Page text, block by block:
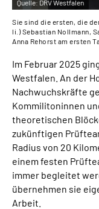
Quelle: DRV Westfalen
Sie sind die ersten, die
li.) Sebastian Nollmann,
Anna Rehorst am ersten
Im Februar 2025
Westfalen. An der
Nachwuchskräfte
Kommilitoninnen
theoretischen
zukünftigen
Radius von 20
einem festen
immer begleitet
übernehmen sie
Arbeit.